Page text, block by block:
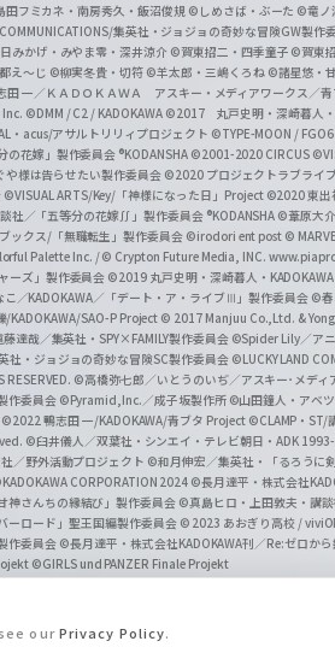
ourPrivacy Policy.
l
田フミカネ・南房秀久・飯沼俊規 ©しめさば・ぶーた ©竜ノ
集英社・ジョジョの奇妙な冒険GW製作
みかげ・みやま零・深井涼介 ©賀東招二・四季童子 ©賀東
え～じ ©柳実冬貴・切符 ©羊太郎・三嶋くろね ©諸星悠・
田 一／ＫＡＤＯＫＡＷＡ アスキー・メディアワークス／
©DMM / C2 / KADOKAWA ©2017 丸戸史明・深崎暮人
・acus/アサルトリリィプロジェクト ©TYPE-MOON / FGO6
花嫁」製作委員会 ®KODANSHA ©2001-2020 CIRCUS
様は告らせたい製作委員会 ©2020 プロジェクトラブライ
©VISUAL ARTS/Key/「神様になった日」Project ©2020 東出
社／「五等分の花嫁∬」製作委員会 ®KODANSHA ©葦原大
ックス/「無職転生」製作委員会 ©irodori ent post ©
Palette Inc. / © Crypton Future Media, INC.
ーズ」製作委員会 ©2019 丸戸史明・深崎暮人・
／KADOKAWA／「デート・ア・ライブⅢ」製作委員会 ©春
KADOKAWA/SAO-P Project © 2017 Manjuu Co.,Ltd. &
達哉／集英社・SPY×FAMILY製作委員会 ©Spider Lily／ア
社・ジョジョの奇妙な冒険SC製作委員会 ©LUCKY LAND
RESERVED. ©高橋弥七郎／いとうのいぢ／アスキー･メデ
作委員会 ©Pyramid,Inc.／成子坂製作所 ©山田鐘人・アベ
©2022 鴨志田 一/KADOKAWA/青ブタ Project ©CLAMP・ST/
©臼井儀人／双葉社・シンエイ・テレビ朝日・ADK
／野外活動プロジェクト ©和月伸宏／集英社・「るろうに
CORPORATION 2024 ©長月達平・株式会社
神さんちの縁結び」製作委員会 ©真島ヒロ・上田敦夫・講
ーロード」聖王国編製作委員会 © 2023 あおぎり高校 /
作委員会 ©長月達平・株式会社KADOKAWA刊／Re:ゼロか
©GIRLS und PANZER Finale Projekt